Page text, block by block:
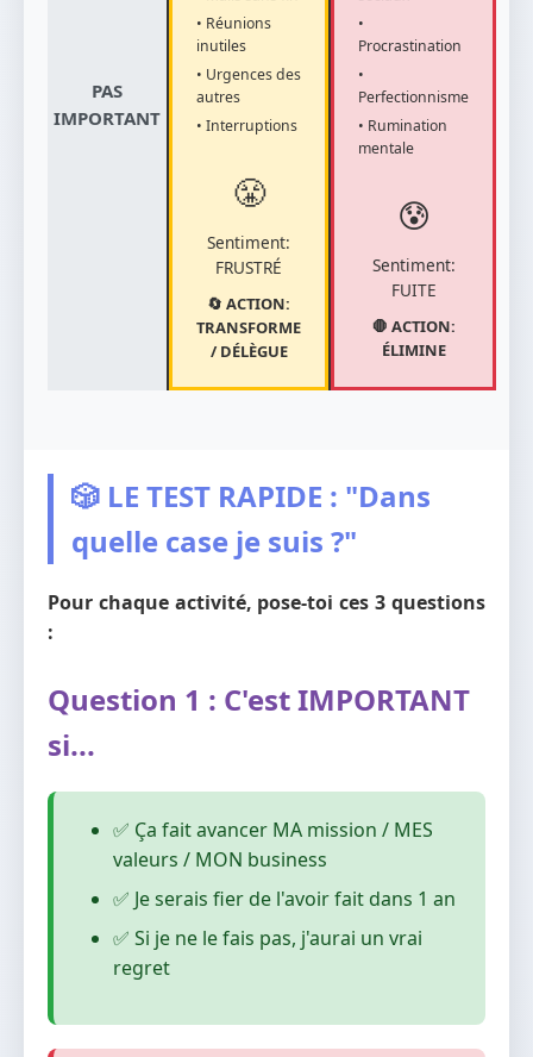
PAS
IMPORTANT
• Réunions
inutiles
• Urgences des
autres
• Interruptions
😤
Sentiment:
FRUSTRÉ
🔄 ACTION:
TRANSFORME
/ DÉLÈGUE
•
Procrastination
•
Perfectionnisme
• Rumination
mentale
😰
Sentiment:
FUITE
🛑 ACTION:
ÉLIMINE
🎲 LE TEST RAPIDE : "Dans
quelle case je suis ?"
Pour chaque activité, pose-toi ces 3 questions
:
Question 1 : C'est IMPORTANT
si...
✅ Ça fait avancer MA mission / MES
valeurs / MON business
✅ Je serais fier de l'avoir fait dans 1 an
✅ Si je ne le fais pas, j'aurai un vrai
regret